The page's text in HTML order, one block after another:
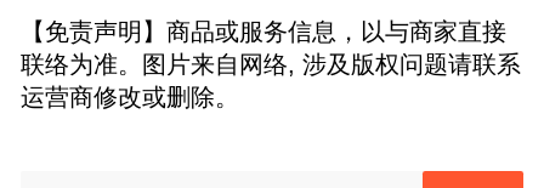
【免责声明】商品或服务信息，以与商家直接
联络为准。图片来自网络, 涉及版权问题请联系
运营商修改或删除。